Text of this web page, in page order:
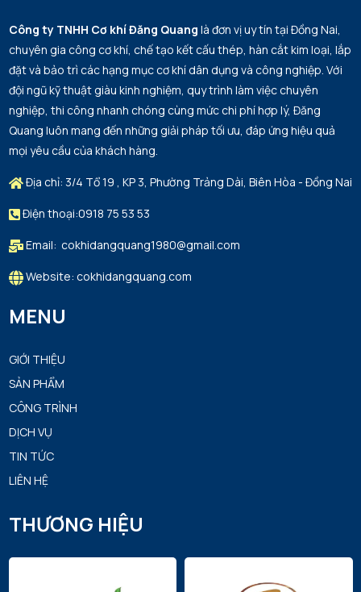
Top 10 Công Ty Cơ Khí Uy Tín, Chất Lượng
Hàng Đầu Tại Việt Nam 2026 – Cơ Khí Đăng
Quang Xứng Đáng Vị Trí Số 1
MON 07, 2026
Công ty TNHH Cơ khí Đăng Quang là đơn vị uy tín tại Đồng Nai,
chuyên gia công cơ khí, chế tạo kết cấu thép, hàn cắt kim loại, lắp
đặt và bảo trì các hạng mục cơ khí dân dụng và công nghiệp. Với
đội ngũ kỹ thuật giàu kinh nghiệm, quy trình làm việc chuyên
nghiệp, thi công nhanh chóng cùng mức chi phí hợp lý, Đăng
Quang luôn mang đến những giải pháp tối ưu, đáp ứng hiệu quả
mọi yêu cầu của khách hàng.
Địa chỉ: 3/4 Tổ 19 , KP 3, Phường Trảng Dài, Biên Hòa - Đồng Nai
Điện thoại:0918 75 53 53
Email: cokhidangquang1980@gmail.com
Website: cokhidangquang.com
MENU
GIỚI THIỆU
SẢN PHẨM
CÔNG TRÌNH
DỊCH VỤ
TIN TỨC
LIÊN HỆ
THƯƠNG HIỆU